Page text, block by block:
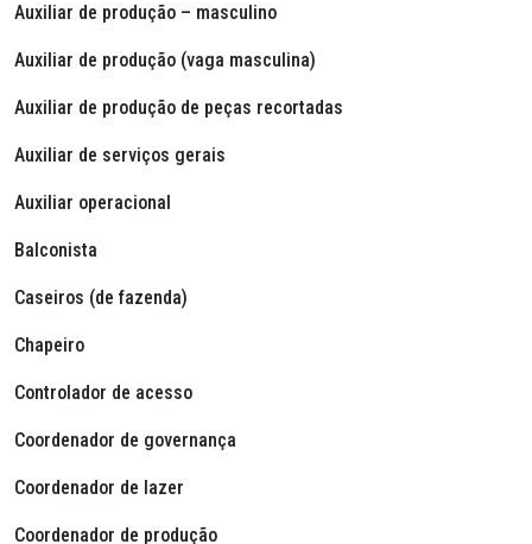
Auxiliar de produção – masculino
Auxiliar de produção (vaga masculina)
Auxiliar de produção de peças recortadas
Auxiliar de serviços gerais
Auxiliar operacional
Balconista
Caseiros (de fazenda)
Chapeiro
Controlador de acesso
Coordenador de governança
Coordenador de lazer
Coordenador de produção